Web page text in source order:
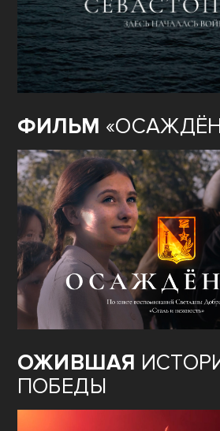
ФИЛЬМ
ОЖИВШАЯ
ПОБЕДЫ